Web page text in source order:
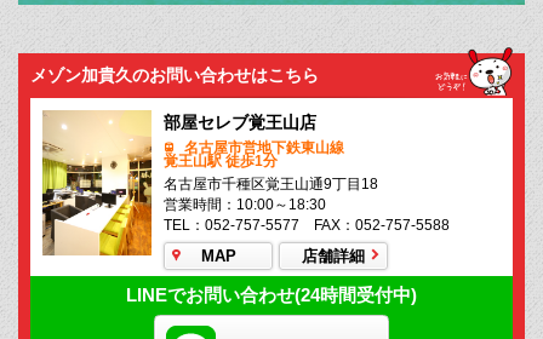
メゾン加貴久のお問い合わせはこちら
部屋セレブ覚王山店
名古屋市営地下鉄東山線
覚王山駅 徒歩1分
名古屋市千種区覚王山通9丁目18
営業時間：10:00～18:30
TEL：052-757-5577 FAX：052-757-5588
MAP 店舗詳細
LINEでお問い合わせ(24時間受付中)